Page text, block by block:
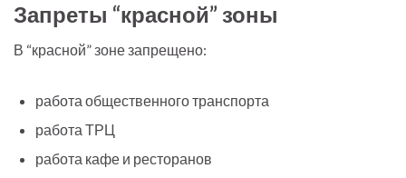
Запреты “красной” зоны
В “красной” зоне запрещено:
работа общественного транспорта
работа ТРЦ
работа кафе и ресторанов